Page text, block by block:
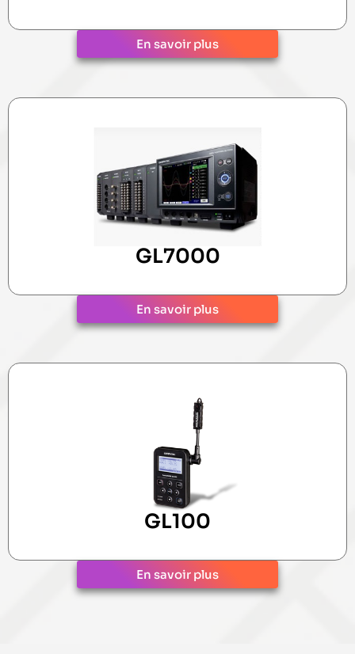
En savoir plus
GL7000
En savoir plus
GL100
En savoir plus